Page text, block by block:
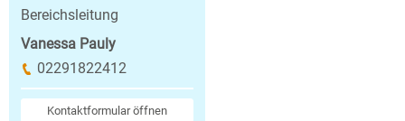
Bereichsleitung
Vanessa Pauly
02291822412
Kontaktformular öffnen